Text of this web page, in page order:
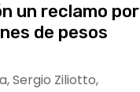
un reclamo por
de pesos
Sergio Ziliotto,